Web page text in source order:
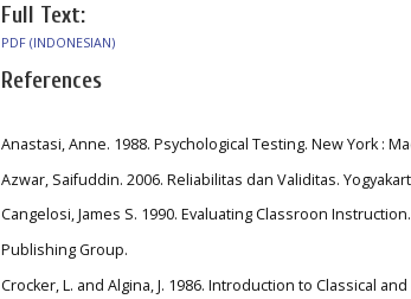
Full Text:
PDF (INDONESIAN)
References
Anastasi, Anne. 1988. Psychological Testing. New York :
Azwar, Saifuddin. 2006. Reliabilitas dan Validitas.
Cangelosi, James S. 1990. Evaluating Classroon
Publishing Group.
Crocker, L. and Algina, J. 1986. Introduction to Classical